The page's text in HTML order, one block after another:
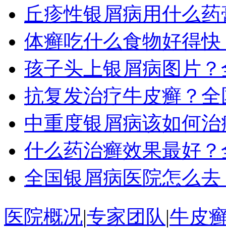
丘疹性银屑病用什么药
体癣吃什么食物好得
孩子头上银屑病图片
抗复发治疗牛皮癣？
中重度银屑病该如何
什么药治癣效果最好
全国银屑病医院怎么
医院概况|专家团队 |牛皮